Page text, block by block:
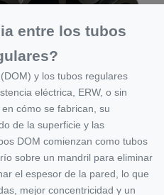
entre los tubos
y los tubos regulares
eléctrica, ERW, o sin
cómo se fabrican, su
de la superficie y las
DOM comienzan como tubos
sobre un mandril para eliminar
el espesor de la pared, lo que
mejor concentricidad y un